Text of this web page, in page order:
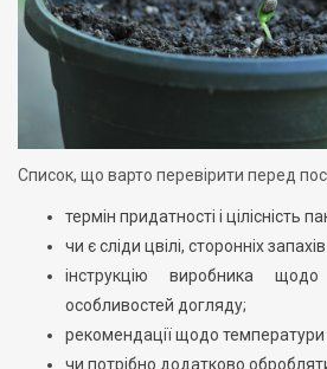
Список, що варто перевірити перед
термін придатності і цілісність
чи є сліди цвілі, сторонніх
інструкцію виробника
особливостей догляду;
рекомендації щодо
чи потрібно додатково